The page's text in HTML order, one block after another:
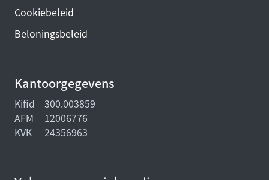
Cookiebeleid
Beloningsbeleid
Kantoorgegevens
Kifid
300.003859
AFM
12006776
KVK
24356963